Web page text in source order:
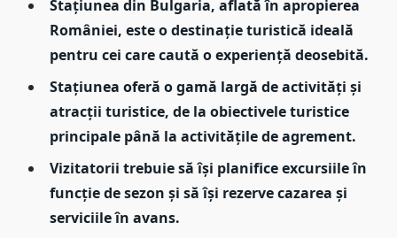
Stațiunea din Bulgaria, aflată în apropierea
României, este o destinație turistică ideală
pentru cei care caută o experiență deosebită.
Stațiunea oferă o gamă largă de activități și
atracții turistice, de la obiectivele turistice
principale până la activitățile de agrement.
Vizitatorii trebuie să își planifice excursiile în
funcție de sezon și să își rezerve cazarea și
serviciile în avans.